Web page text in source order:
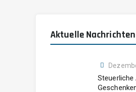
Aktuelle Nachrichten
Steuerliche
Aktuelle Nachrichten
Dezember 7, 2023
Steuerliche Aspekte bei Geschenken
Leitfaden für die Weihnachtszeit